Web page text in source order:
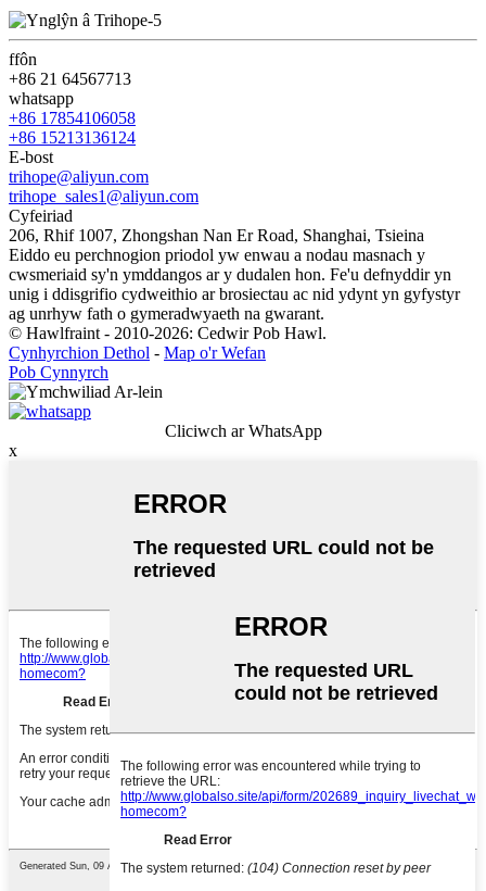
ffôn
+86 21 64567713
whatsapp
+86 17854106058
+86 15213136124
E-bost
trihope@aliyun.com
trihope_sales1@aliyun.com
Cyfeiriad
206, Rhif 1007, Zhongshan Nan Er Road, Shanghai, Tsieina
Eiddo eu perchnogion priodol yw enwau a nodau masnach y
cwsmeriaid sy'n ymddangos ar y dudalen hon. Fe'u defnyddir yn
unig i ddisgrifio cydweithio ar brosiectau ac nid ydynt yn gyfystyr
ag unrhyw fath o gymeradwyaeth na gwarant.
© Hawlfraint - 2010-2026: Cedwir Pob Hawl.
Cynhyrchion Dethol - Map o'r Wefan
Pob Cynnyrch
Cliciwch ar WhatsApp
x